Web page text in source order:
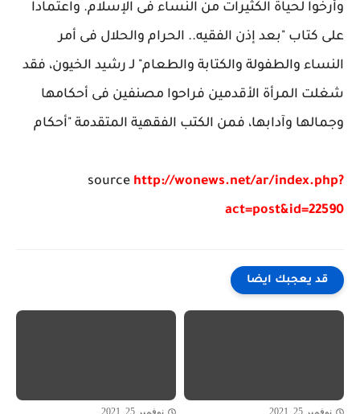
وأرخوا لحياة الكثيرات من النساء فى الإسلام. واعتمادا
على كتاب "بعد إذن الفقيه.. الحرام والحلال فى أمر
النساء والطفولة والكتابة والطعام" لـ رشيد الخيون، فقد
شغلت المرأة الأقدمين فراحوا مصنفين فى أحكامها
وجمالها وآدابها، فمن الكتب الفقهية المتقدمة "أحكام
source http://wonews.net/ar/index.php?
act=post&id=22590
قد يعجبك ايضا